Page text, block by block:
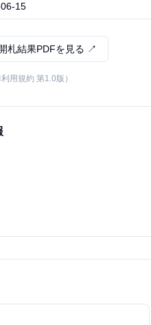
15
札結果PDFを見る ↗
用規約 第1.0版）